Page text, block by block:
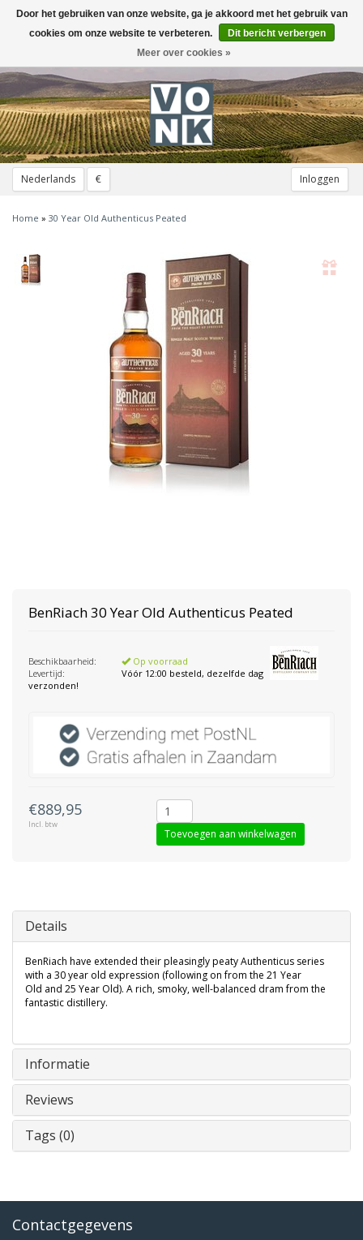
Nederlands € Inloggen
Toggle
navigation
Home » 30 Year Old Authenticus Peated
BenRiach30 Year Old Authenticus Peated
Beschikbaarheid:
Op voorraad
Levertijd:
Vóór 12:00 besteld, dezelfde dag
verzonden!
€889,95
Incl. btw
Toevoegen aan winkelwagen
Details
BenRiach have extended their pleasingly peaty Authenticus series
with a 30 year old expression (following on from the 21 Year
Old and 25 Year Old). A rich, smoky, well-balanced dram from the
fantastic distillery.
Informatie
Reviews
Tags (0)
Contactgegevens
Door het gebruiken van onze website, ga je akkoord met het gebruik van
cookies om onze website te verbeteren.
Dit bericht verbergen
Meer over cookies »